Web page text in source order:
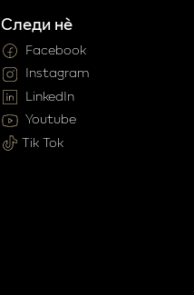
Следи нè
Facebook
Instagram
LinkedIn
Youtube
Tik Tok